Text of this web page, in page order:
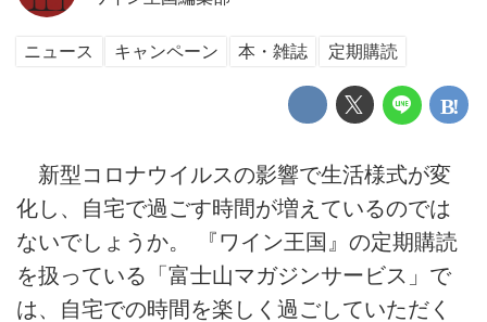
ニュース キャンペーン 本・雑誌 定期購読
新型コロナウイルスの影響で生活様式が変
化し、自宅で過ごす時間が増えているのでは
ないでしょうか。 『ワイン王国』の定期購読
を扱っている「富士山マガジンサービス」で
は、自宅での時間を楽しく過ごしていただく